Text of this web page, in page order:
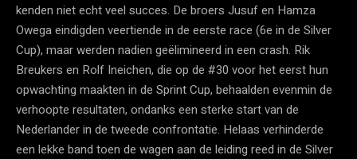
kenden niet echt veel succes. De broers Jusuf en Hamza
Owega eindigden veertiende in de eerste race (6e in de Silver
Cup), maar werden nadien geëlimineerd in een crash. Rik
Breukers en Rolf Ineichen, die op de #30 voor het eerst hun
opwachting maakten in de Sprint Cup, behaalden evenmin de
verhoopte resultaten, ondanks een sterke start van de
Nederlander in de tweede confrontatie. Helaas verhinderde
een lekke band toen de wagen aan de leiding reed in de Silver